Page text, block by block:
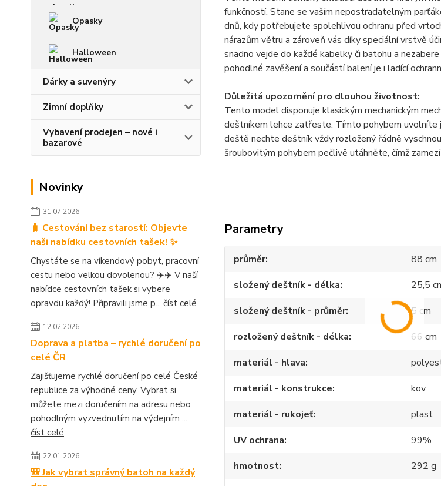
Opasky
Halloween
Dárky a suvenýry
Zimní doplňky
Vybavení prodejen – nové i
bazarové
Novinky
31.07.2026
🧳 Cestování bez starostí: Objevte
naši nabídku cestovních tašek! ✨
Chystáte se na víkendový pobyt, pracovní
cestu nebo velkou dovolenou? ✈️✈️ V naší
nabídce cestovních tašek si vybere
opravdu každý! Připravili jsme p... číst celé
12.02.2026
Doprava a platba – rychlé doručení po
celé ČR
Zajišťujeme rychlé doručení po celé České
republice za výhodné ceny. Vybrat si
můžete mezi doručením na adresu nebo
pohodlným vyzvednutím na výdejním ...
číst celé
22.01.2026
🎒 Jak vybrat správný batoh na každý
funkčností. Stane se vaším nepostradatelným
dnů, kdy potřebujete spolehlivou ochranu před
nárazům větru a zároveň vás díky speciální vrstvě
snadno vejde do každé kabelky či batohu a
pohodlné zavěšení a součástí balení je i ladící
Důležitá upozornění pro dlouhou životnost:
Tento model disponuje klasickým mechanickým
deštníkem lehce zatřeste. Tímto pohybem uvolníte
deště nechte deštník vždy rozložený řádně
šroubovitým pohybem pečlivě utáhněte, čímž
Parametry
průměr
88 cm
složený deštník - délka
25,5
složený deštník - průměr
5 cm
rozložený deštník - délka
66 cm
materiál - hlava
materiál - konstrukce
kov
materiál - rukojeť
plast
UV ochrana
99%
hmotnost
292 g